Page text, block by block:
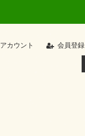
アカウント 会員登録